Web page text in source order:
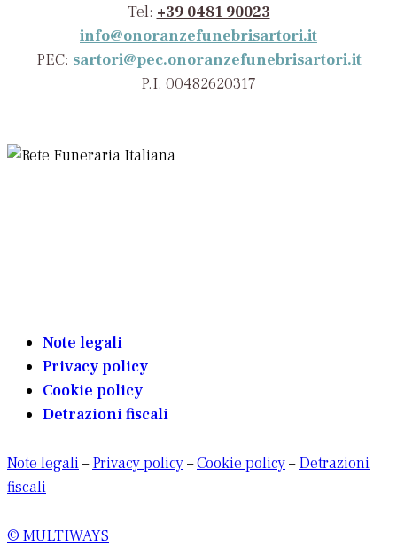
Tel: +39 0481 90023
info@onoranzefunebrisartori.it
PEC: sartori@pec.onoranzefunebrisartori.it
P.I. 00482620317
Note legali
Privacy policy
Cookie policy
Detrazioni fiscali
Note legali–Privacy policy–Cookie policy–Detrazioni
fiscali
© MULTIWAYS